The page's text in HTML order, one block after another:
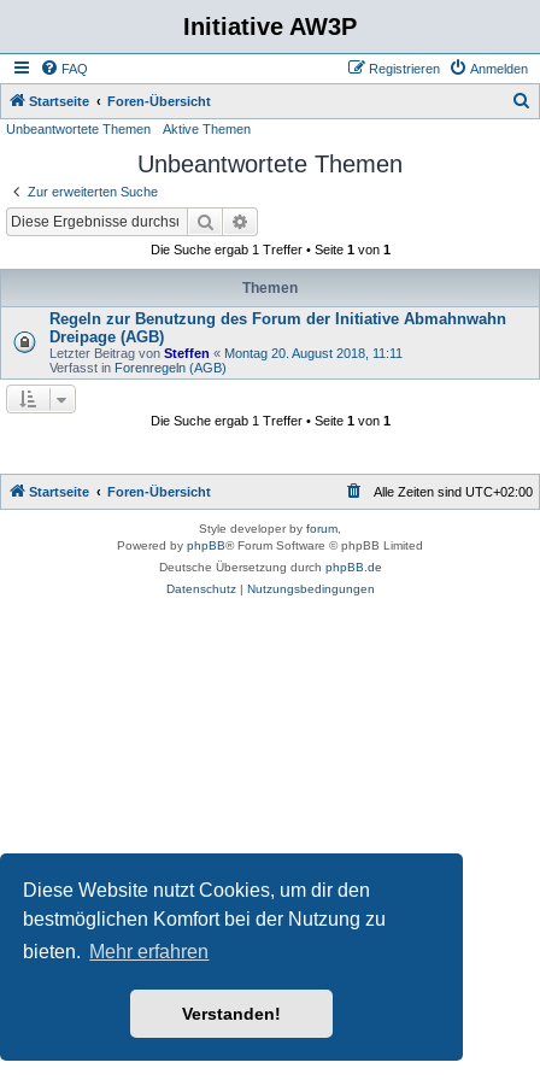
Diese Website nutzt Cookies, um dir den
bestmöglichen Komfort bei der Nutzung zu
bieten. Mehr erfahren
Verstanden!
Initiative AW3P
FAQ Anmelden
Registrieren
Startseite Foren-Übersicht
Unbeantwortete Themen Aktive Themen
Unbeantwortete Themen
Zur erweiterten Suche
Suche
Die Suche ergab 1 Treffer • Seite 1von 1
Themen
Regeln zur Benutzung des Forum der Initiative Abmahnwahn
Dreipage (AGB)
Letzter Beitrag von Steffen « Montag 20. August 2018, 11:11
Verfasst in Forenregeln (AGB)
Die Suche ergab 1 Treffer • Seite 1von 1
Startseite Foren-Übersicht Alle Zeiten sind UTC+02:00
Style developer by forum
Powered by phpBB® Forum Software © phpBB Limited
Deutsche Übersetzung durch phpBB.de
Datenschutz| Nutzungsbedingungen